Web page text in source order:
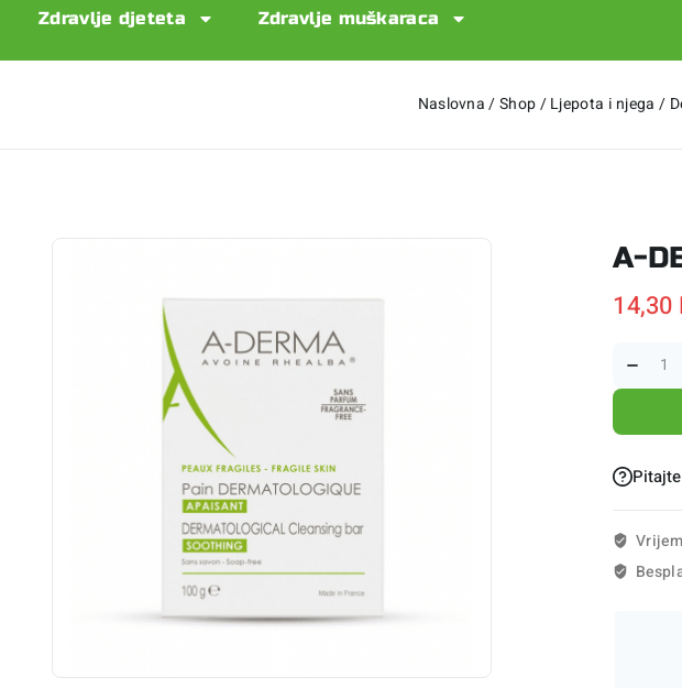
Zdravlje djeteta Zdravlje muškaraca
Naslovna /Shop/Ljepota i njega /
A-
14,30